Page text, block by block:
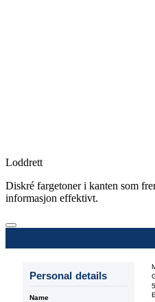
Loddrett
Diskré fargetoner i kanten som
informasjon effektivt.